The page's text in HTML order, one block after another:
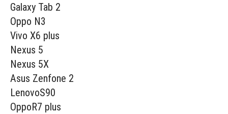
Galaxy Tab 2
Oppo N3
Vivo X6 plus
Nexus 5
Nexus 5X
Asus Zenfone 2
LenovoS90
OppoR7 plus